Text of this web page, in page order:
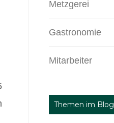
Metzgerei
Gastronomie
Mitarbeiter
Themen im Blog